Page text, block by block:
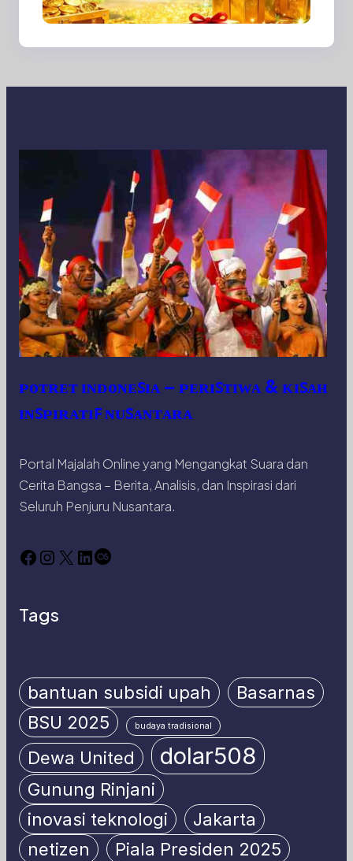
dan Perspektif Baru di
Era Digital
ᴘᴏᴛʀᴇᴛ ɪɴᴅᴏɴᴇꜱɪᴀ – ᴘᴇʀɪꜱᴛɪᴡᴀ & ᴋɪꜱᴀʜ
ɪɴꜱᴘɪʀᴀᴛɪꜰ ɴᴜꜱᴀɴᴛᴀʀᴀ
Portal Majalah Online yang Mengangkat Suara dan
Cerita Bangsa – Berita, Analisis, dan Inspirasi dari
Seluruh Penjuru Nusantara.
Facebook Instagram X LinkedIn Last.fm
Tags
bantuan subsidi upah
Basarnas
BSU 2025
budaya tradisional
Dewa United dolar508
Gunung Rinjani
inovasi teknologi
Jakarta
netizen
Piala Presiden 2025